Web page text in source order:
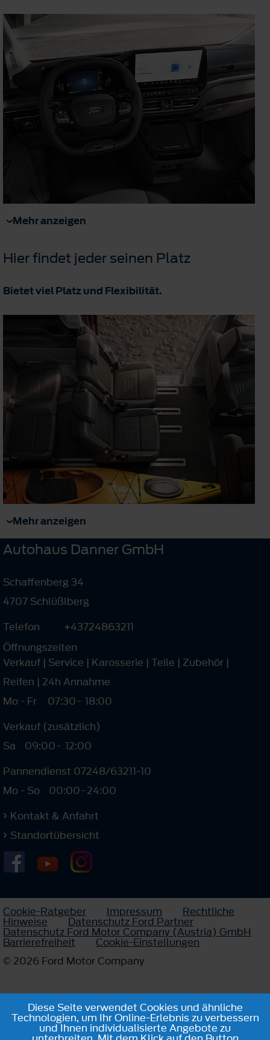
Mehr anzeigen
Hier findet jeder seinen Platz
Bietet viel Platz und Flexibilität.
Mehr anzeigen
Autohaus Danner GmbH
Schaffenberg 34
4707 Schlüßlberg
Telefon
+43724863211
Öffnungszeiten
Verkauf | Service | Karosserie | Teile | Zubehör |
Reifen | 24h Annahme
Mo - Fr
07:30- 18:00
Verkauf (zusätzlich)
Sa
09:00- 12:00
Pannendienst 07248/63211-10
Mo - So
00:00-24:00
Kontakt & Anfahrt
Standortübersicht
Cookie-Ratgeber Impressum Rechtliche
Hinweise Datenschutz Ford Partner
Datenschutz Ford Motor Company (Austria) GmbH
Barrierefreiheit
Cookie-Einstellungen
© 2026 Ford Motor Company
Diese Seite verwendet Cookies und ähnliche
Technologien, um Ihr Online-Erlebnis zu verbessern
und Ihnen individualisierte Angebote zu